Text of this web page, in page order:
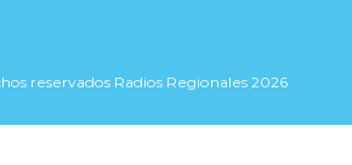
reservados Radios Regionales 2026